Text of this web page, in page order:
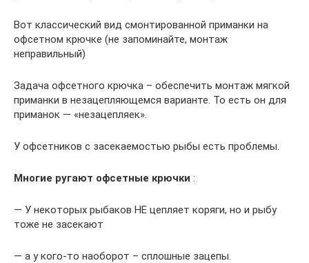
Вот классический вид смонтированной приманки на
офсетном крючке (не запоминайте, монтаж
неправильный)
Задача офсетного крючка – обеспечить монтаж мягкой
приманки в незацепляющемся варианте. То есть он для
приманок — «незацепляек».
У офсетников с засекаемостью рыбы есть проблемы.
Многие ругают офсетные крючки :
— У некоторых рыбаков НЕ цепляет коряги, но и рыбу
тоже не засекают
— а у кого-то наоборот – сплошные зацепы.